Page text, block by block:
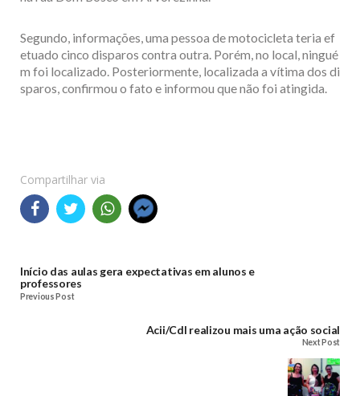
Segundo, informações, uma pessoa de motocicleta teria ef
etuado cinco disparos contra outra. Porém, no local, ningué
m foi localizado. Posteriormente, localizada a vítima dos di
sparos, confirmou o fato e informou que não foi atingida.
Compartilhar via
Início das aulas gera expectativas em alunos e
professores
Previous Post
Acii/Cdl realizou mais uma ação social
Next Post